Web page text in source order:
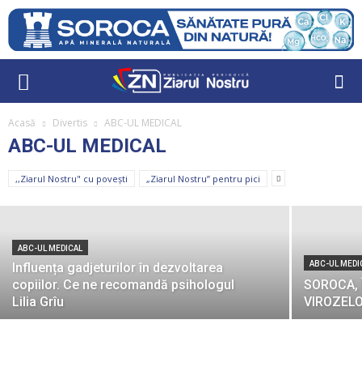
Acasă Divertis ABC-UL MEDICAL
ABC-UL MEDICAL
,,Ziarul Nostru" cu povești „Ziarul Nostru” pentru pici
ABC-UL MEDICAL
CE ESTE TUBERCULOZA?
Redactor - 24 martie 2023
ABC-UL MEDICAL
Influența gadjeturilor în dezvoltarea
copiilor. Ce ne recomandă psihologul
Lilia Grîu
ABC-UL